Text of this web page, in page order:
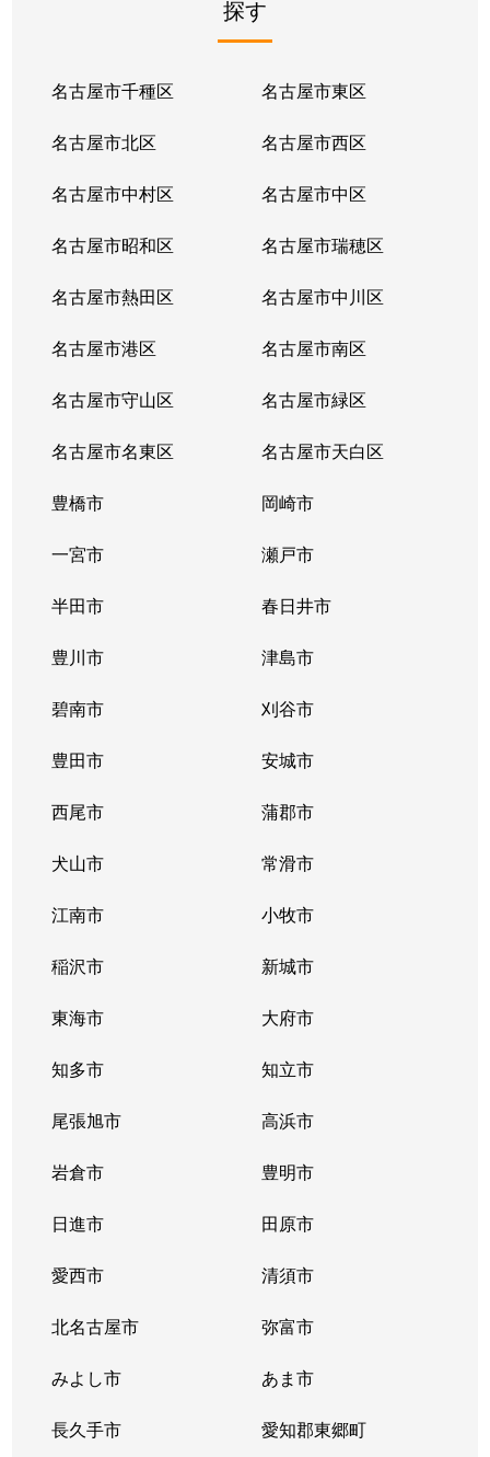
270万円
猫洞通
3,100万円
猫洞通
3,700万円
本山(愛知)
猫洞通
3,500万円
本山(愛知)
猫洞通
3,500万円
本山(愛知)
猫洞通
3,300万円
本山(愛知)
橋本町
6,900万円
本山(愛知)
春岡
7,100万円
池下
春岡
4,900万円
春岡
5,500万円
春岡
2,000万円
春岡
5,300万円
春岡通
2,900万円
春里町
2,600万円
光が丘
380万円
姫池通
6,200万円
日和町
4,800万円
吹上
1,100万円
吹上
1,500万円
吹上
2,200万円
吹上
3,600万円
富士見台
3,100万円
富士見台
1,500万円
富士見台
3,800万円
富士見台
4,000万円
富士見台
3,800万円
富士見台
3,500万円
自由ケ丘(愛知)
探す
名古屋市千種区 名古屋市東区
名古屋市北区 名古屋市西区
名古屋市中村区 名古屋市中区
名古屋市昭和区 名古屋市瑞穂区
名古屋市熱田区 名古屋市中川区
名古屋市港区 名古屋市南区
名古屋市守山区 名古屋市緑区
名古屋市名東区 名古屋市天白区
豊橋市 岡崎市
一宮市 瀬戸市
半田市 春日井市
豊川市 津島市
碧南市 刈谷市
豊田市 安城市
西尾市 蒲郡市
犬山市 常滑市
江南市 小牧市
稲沢市 新城市
東海市 大府市
知多市 知立市
尾張旭市 高浜市
岩倉市 豊明市
日進市 田原市
愛西市 清須市
北名古屋市 弥富市
みよし市 あま市
長久手市 愛知郡東郷町